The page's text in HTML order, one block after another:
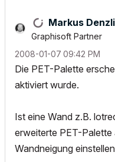
Markus
Graphisoft Partner
‎2008-01-07 09:42 PM
Die PET-Palette
aktiviert wurde.
Ist eine Wand z.B.
erweiterte PET-Palette
Wandneigung